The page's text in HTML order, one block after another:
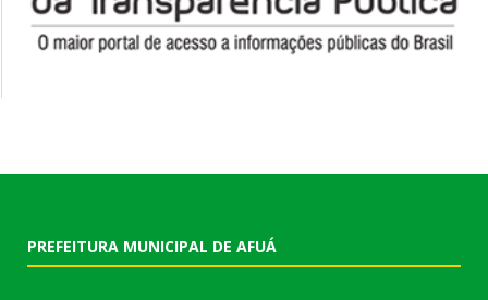
PREFEITURA MUNICIPAL DE AFUÁ